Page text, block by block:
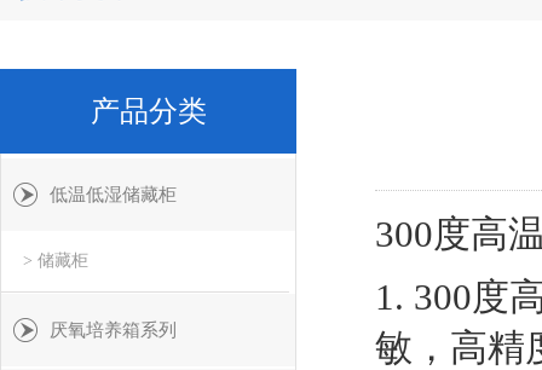
300度高
1. 300度
敏，高精
产品分类
低温低湿储藏柜
> 储藏柜
厌氧培养箱系列